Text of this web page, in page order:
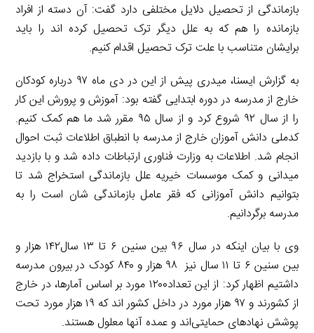
بازماندگی از تحصیل دلایل مختلفی دارد گفت: آن دسته از افراد
بازمانده را هم که به علل دیگر ترک تحصیل کرده اند را باید
برایشان متناسب با علت ترک تحصیل اقدام کنیم.
به گزارش ایسنا، میدری پیش از این در دی ماه ۹۷ درباره کودکان
خارج از مدرسه در دوره ابتدایی گفته بود: آموزش و پرورش این کار
را از سال ۹۲ شروع کرد و از سال ۹۵ مقرر شد ما هم کمک کنیم.
کدملی دانش آموزان خارج از مدرسه با انطباق اطلاعات ثبت احوال
انجام شد. اطلاعات به وزارت فناوری ارتباطات داده شد و با بازدید
میدانی و کمک موسسات خیریه علل بازماندگی استخراج شد تا
بتوانیم دانش آموزانی که فقر عامل بازماندگی شان است را به
مدرسه برگردانیم.
وی با بیان اینکه در سال ۹۶ بین سنین ۶ تا ۱۳ سال۱۴۲ هزار و
بین سنین ۶ تا ۱۱ سال نیز ۹۸ هزار و ۸۴۰ کودک در بیرون مدرسه
داشتیم اظهار کرد: از این تعداد۱۲۰۰ مورد بر اساس آمارها، در خارج
از کشورند و ۹۷ هزار مورد در داخل کشور اند که ۱۹ هزار مورد تحت
پوشش نهادهای حمایتی‌اند و عمده آنها معلول هستند.